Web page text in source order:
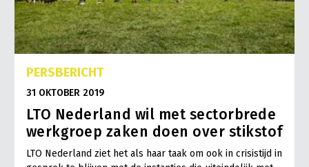
PERSBERICHT
31 OKTOBER 2019
LTO Nederland wil met sectorbrede
werkgroep zaken doen over stikstof
LTO Nederland ziet het als haar taak om ook in crisistijd in